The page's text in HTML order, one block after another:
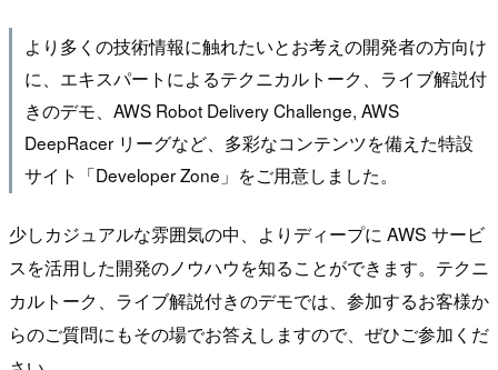
より多くの技術情報に触れたいとお考えの開発者の方向け
に、エキスパートによるテクニカルトーク、ライブ解説付
きのデモ、AWS Robot Delivery Challenge, AWS
DeepRacer リーグなど、多彩なコンテンツを備えた特設
サイト「Developer Zone」をご用意しました。
少しカジュアルな雰囲気の中、よりディープに AWS サービ
スを活用した開発のノウハウを知ることができます。テクニ
カルトーク、ライブ解説付きのデモでは、参加するお客様か
らのご質問にもその場でお答えしますので、ぜひご参加くだ